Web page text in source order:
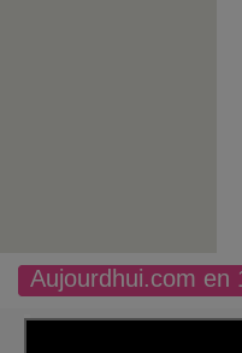
Aujourdhui.com en